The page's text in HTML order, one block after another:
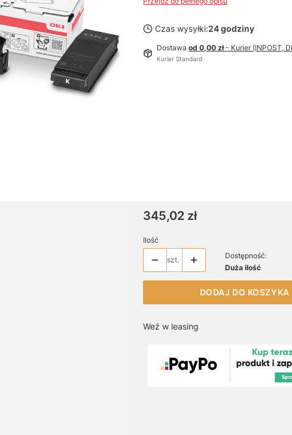
Czas wysyłki:24 godziny
Dostawaod 0,00 zł- Kurier (INPOST,
Kurier Standard
Cena
345,02 zł
Ilość
szt.
Dostępność:
Duża ilość
DODAJ DO KOSZYKA
Weź w leasing